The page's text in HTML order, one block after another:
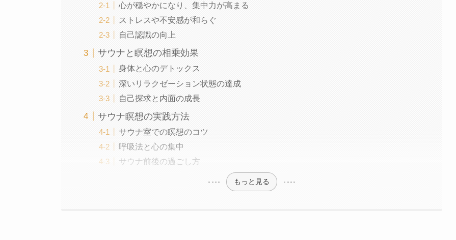
心が穏やかになり、集中力が高まる
ストレスや不安感が和らぐ
自己認識の向上
サウナと瞑想の相乗効果
身体と心のデトックス
深いリラクゼーション状態の達成
自己探求と内面の成長
サウナ瞑想の実践方法
サウナ室での瞑想のコツ
呼吸法と心の集中
サウナ前後の過ごし方
もっと見る